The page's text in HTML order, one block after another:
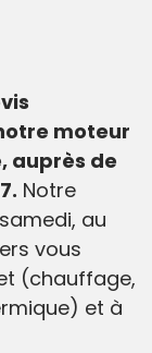
moteur
auprès de
Notre
au
vous
(chauffage,
et à